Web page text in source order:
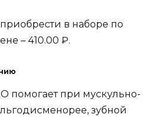
в наборе по
– 410.00 ₽.
помогает при мускульно-
зубной